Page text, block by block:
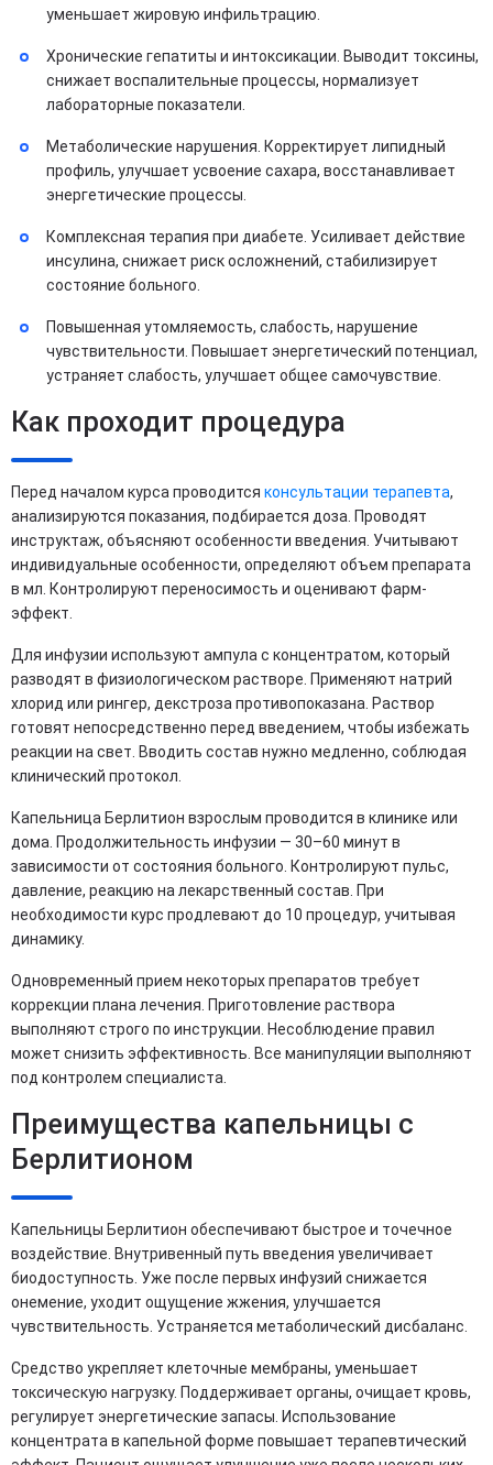
уменьшает жировую инфильтрацию.
Хронические гепатиты и интоксикации. Выводит токсины,
снижает воспалительные процессы, нормализует
лабораторные показатели.
Метаболические нарушения. Корректирует липидный
профиль, улучшает усвоение сахара, восстанавливает
энергетические процессы.
Комплексная терапия при диабете. Усиливает действие
инсулина, снижает риск осложнений, стабилизирует
состояние больного.
Повышенная утомляемость, слабость, нарушение
чувствительности. Повышает энергетический потенциал,
устраняет слабость, улучшает общее самочувствие.
Как проходит процедура
Перед началом курса проводится консультации терапевта,
анализируются показания, подбирается доза. Проводят
инструктаж, объясняют особенности введения. Учитывают
индивидуальные особенности, определяют объем препарата
в мл. Контролируют переносимость и оценивают фарм-
эффект.
Для инфузии используют ампула с концентратом, который
разводят в физиологическом растворе. Применяют натрий
хлорид или рингер, декстроза противопоказана. Раствор
готовят непосредственно перед введением, чтобы избежать
реакции на свет. Вводить состав нужно медленно, соблюдая
клинический протокол.
Капельница Берлитион взрослым проводится в клинике или
дома. Продолжительность инфузии — 30–60 минут в
зависимости от состояния больного. Контролируют пульс,
давление, реакцию на лекарственный состав. При
необходимости курс продлевают до 10 процедур, учитывая
динамику.
Одновременный прием некоторых препаратов требует
коррекции плана лечения. Приготовление раствора
выполняют строго по инструкции. Несоблюдение правил
может снизить эффективность. Все манипуляции выполняют
под контролем специалиста.
Преимущества капельницы с
Берлитионом
Капельницы Берлитион обеспечивают быстрое и точечное
воздействие. Внутривенный путь введения увеличивает
биодоступность. Уже после первых инфузий снижается
онемение, уходит ощущение жжения, улучшается
чувствительность. Устраняется метаболический дисбаланс.
Средство укрепляет клеточные мембраны, уменьшает
токсическую нагрузку. Поддерживает органы, очищает кровь,
регулирует энергетические запасы. Использование
концентрата в капельной форме повышает терапевтический